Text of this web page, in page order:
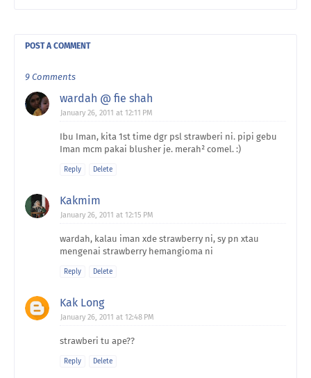
POST A COMMENT
9 Comments
wardah @ fie shah
January 26, 2011 at 12:11 PM
Ibu Iman, kita 1st time dgr psl strawberi ni. pipi gebu
Iman mcm pakai blusher je. merah² comel. :)
Reply Delete
Kakmim
January 26, 2011 at 12:15 PM
wardah, kalau iman xde strawberry ni, sy pn xtau
mengenai strawberry hemangioma ni
Reply Delete
Kak Long
January 26, 2011 at 12:48 PM
strawberi tu ape??
Reply Delete